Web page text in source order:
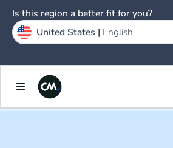
Is this region a better fit for you?
United States | English